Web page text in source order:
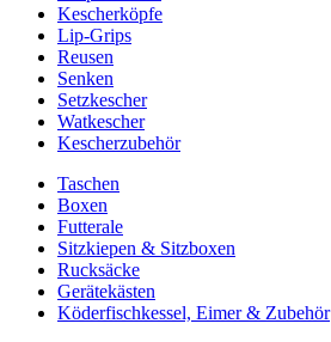
Kescherköpfe
Lip-Grips
Reusen
Senken
Setzkescher
Watkescher
Kescherzubehör
Taschen
Boxen
Futterale
Sitzkiepen & Sitzboxen
Rucksäcke
Gerätekästen
Köderfischkessel, Eimer & Zubehör